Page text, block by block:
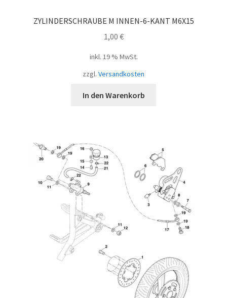
ZYLINDERSCHRAUBE M INNEN-6-KANT M6X15
1,00 €
inkl. 19 % MwSt.
zzgl. Versandkosten
In den Warenkorb